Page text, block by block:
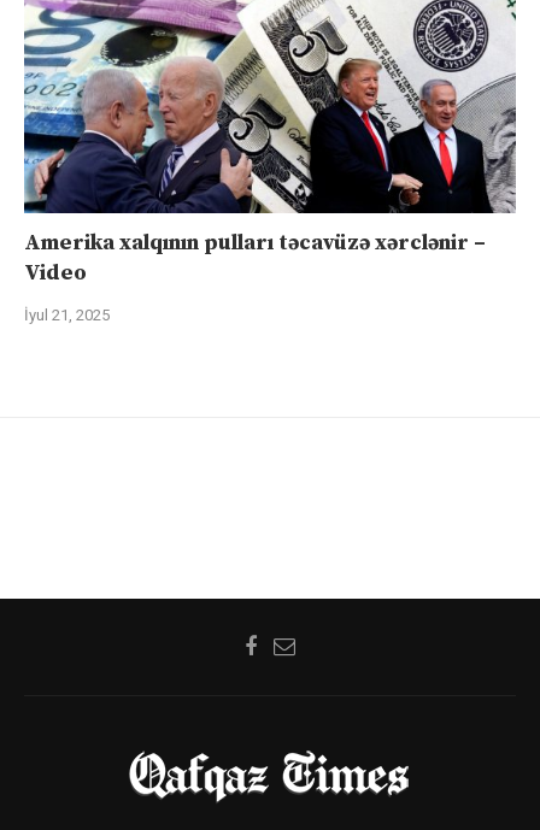
Amerika xalqının pulları təcavüzə xərclənir –
Video
İyul 21, 2025